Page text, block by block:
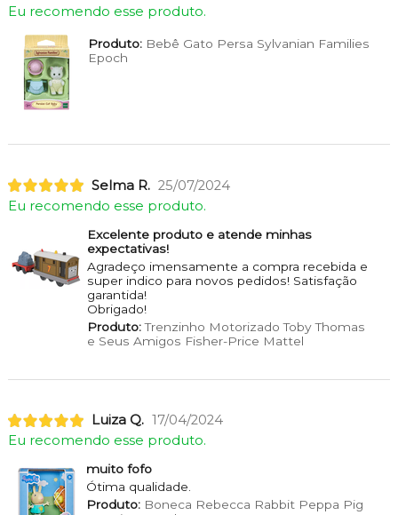
Eu recomendo esse produto.
Produto:Bebê Gato Persa Sylvanian Families
Epoch
Selma R. 25/07/2024
Eu recomendo esse produto.
Excelente produto e atende minhas
expectativas!
Agradeço imensamente a compra recebida e
super indico para novos pedidos! Satisfação
garantida!
Obrigado!
Produto:Trenzinho Motorizado Toby Thomas
e Seus Amigos Fisher-Price Mattel
Luiza Q. 17/04/2024
Eu recomendo esse produto.
muito fofo
Ótima qualidade.
Produto:Boneca Rebecca Rabbit Peppa Pig